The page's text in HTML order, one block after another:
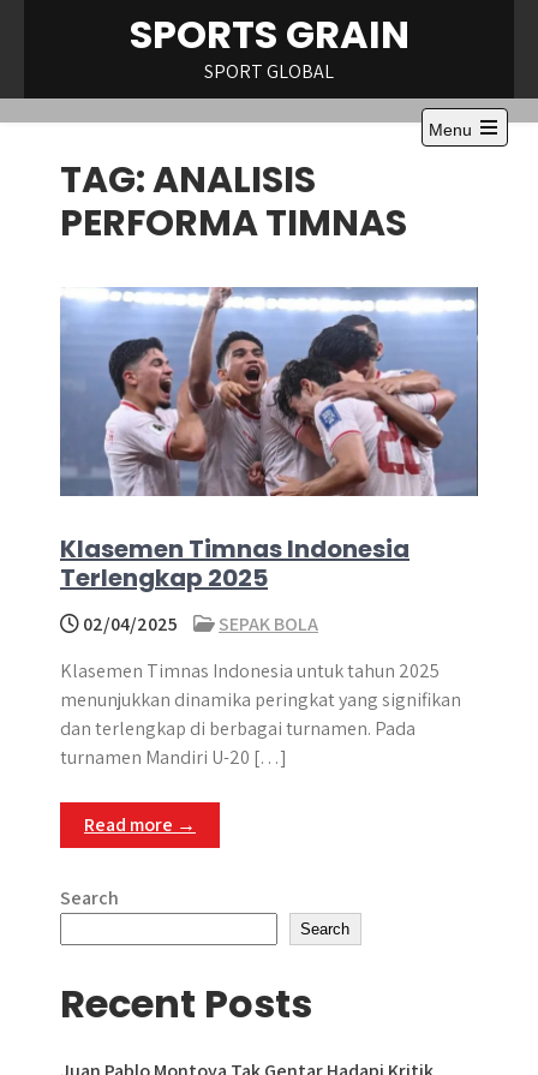
SPORTS GRAIN
SPORT GLOBAL
Menu
Open
TAG:ANALISIS
PERFORMA TIMNAS
Klasemen Timnas Indonesia
Terlengkap 2025
02/04/2025
SEPAK BOLA
Klasemen Timnas Indonesia untuk tahun 2025
menunjukkan dinamika peringkat yang signifikan
dan terlengkap di berbagai turnamen. Pada
turnamen Mandiri U-20 […]
Read more →
Search
Search
Recent Posts